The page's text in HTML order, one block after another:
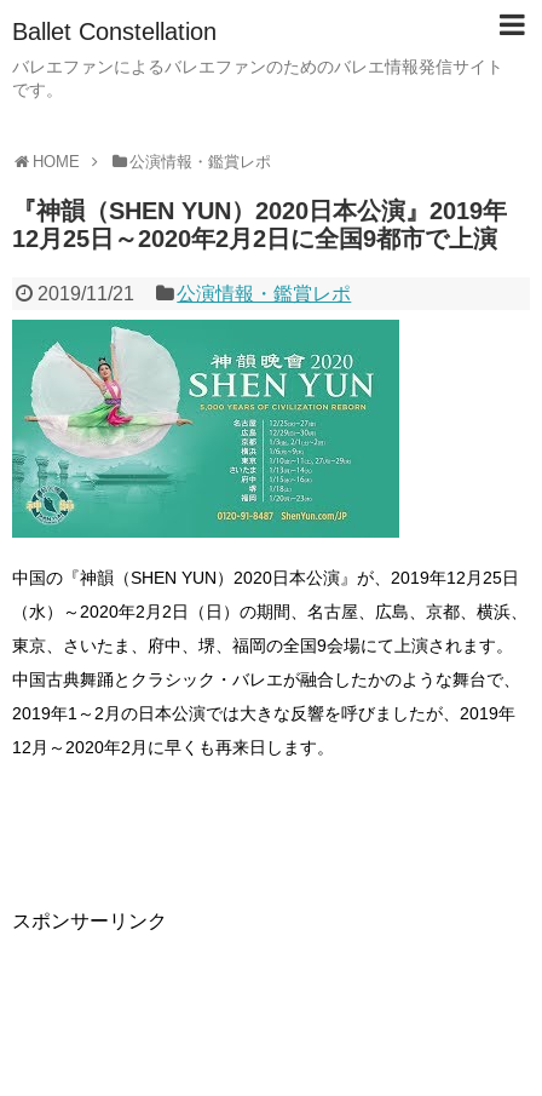
Ballet Constellation
バレエファンによるバレエファンのためのバレエ情報発信サイト
です。
HOME 公演情報・鑑賞レポ
『神韻（SHEN YUN）2020日本公演』2019年
12月25日～2020年2月2日に全国9都市で上演
2019/11/21 公演情報・鑑賞レポ
中国の『神韻（SHEN YUN）2020日本公演』が、2019年12月25日
（水）～2020年2月2日（日）の期間、名古屋、広島、京都、横浜、
東京、さいたま、府中、堺、福岡の全国9会場にて上演されます。
中国古典舞踊とクラシック・バレエが融合したかのような舞台で、
2019年1～2月の日本公演では大きな反響を呼びましたが、2019年
12月～2020年2月に早くも再来日します。
スポンサーリンク